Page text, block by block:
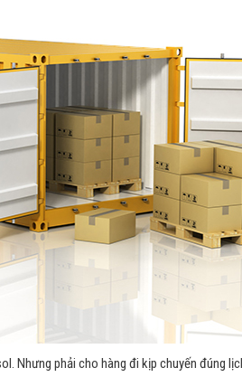
Nhưng phải cho hàng đi kịp chuyến đúng